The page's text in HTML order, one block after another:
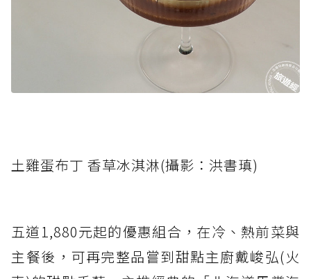
土雞蛋布丁 香草冰淇淋(攝影：洪書瑱)
五道1,880元起的優惠組合，在冷、熱前菜與
主餐後，可再完整品嘗到甜點主廚戴峻弘(火